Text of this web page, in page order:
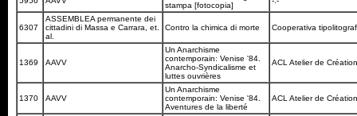
stampa [fotocopia]
6307
ASSEMBLEA permanente dei
cittadini di Massa e Carrara, et.
al.
Contro la chimica di morte Cooperativa
1369 AAVV
Un Anarchisme
contemporain: Venise '84.
Anarcho-Syndicalisme et
luttes ouvrières
ACL Atelier de
1370 AAVV
Un Anarchisme
contemporain: Venise '84.
Aventures de la liberté
ACL Atelier de